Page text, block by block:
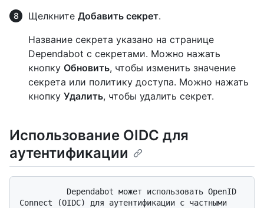
Щелкните Добавить секрет.
Название секрета указано на странице
Dependabot с секретами. Можно нажать
кнопку Обновить, чтобы изменить значение
секрета или политику доступа. Можно нажать
кнопку Удалить, чтобы удалить секрет.
Использование OIDC для
аутентификации
Connect (OIDC) для аутентификации с частными